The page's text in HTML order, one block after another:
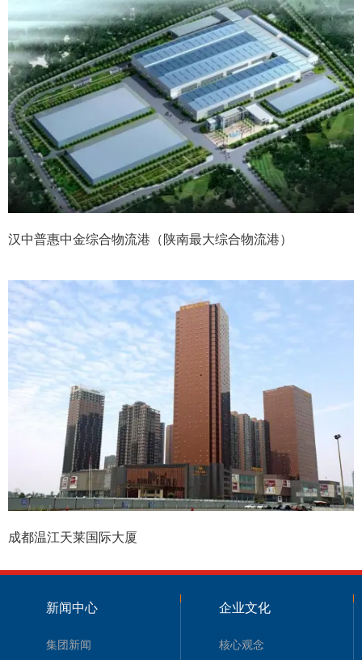
汉中普惠中金综合物流港（陕南最大综合物流港）
成都温江天莱国际大厦
新闻中心
集团新闻
企业文化
核心观念